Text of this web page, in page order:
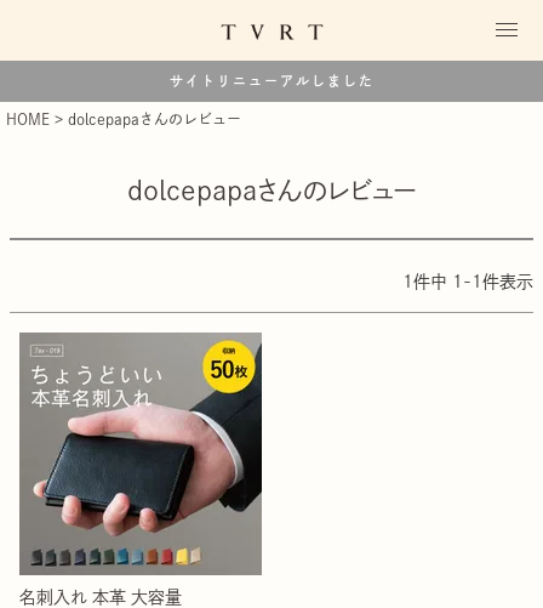
サイトリニューアルしました
HOME dolcepapaさんのレビュー
dolcepapaさんのレビュー
1 件中 1 - 1 件表示
名刺入れ 本革 大容量